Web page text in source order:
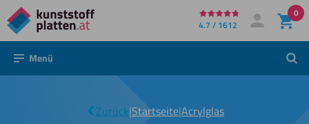
Direkt
zum
Inhalt
4.7 / 1612 Mein Konto
Anmelden
0
Menü
Zurück|Startseite|Acrylglas
|Matt